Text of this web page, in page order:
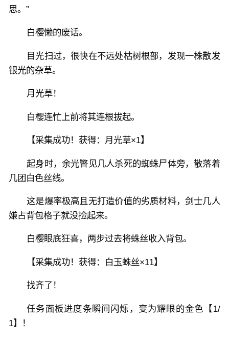
思。”
白樱懒的废话。
目光扫过，很快在不远处枯树根部，发现一株散发
银光的杂草。
月光草！
白樱连忙上前将其连根拔起。
【采集成功！获得：月光草×1】
起身时，余光瞥见几人杀死的蜘蛛尸体旁，散落着
几团白色丝线。
这是爆率极高且无打造价值的劣质材料，剑士几人
嫌占背包格子就没捡起来。
白樱眼底狂喜，两步过去将蛛丝收入背包。
【采集成功！获得：白玉蛛丝×11】
找齐了！
任务面板进度条瞬间闪烁，变为耀眼的金色【1/
1】！